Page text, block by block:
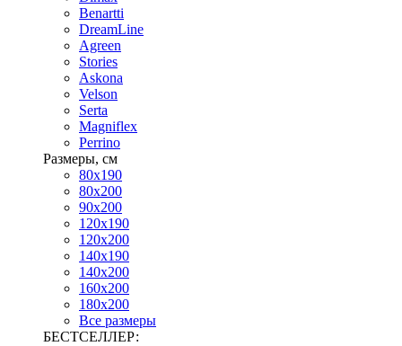
Benartti
DreamLine
Agreen
Stories
Askona
Velson
Serta
Magniflex
Perrino
Размеры, см
80х190
80х200
90х200
120х190
120х200
140х190
140х200
160х200
180х200
Все размеры
БЕСТСЕЛЛЕР: